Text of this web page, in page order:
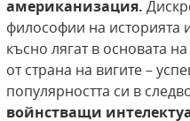
американизация.
философии на историята
късно лягат в основата
от страна на вигите –
популярността си в
войнстващи